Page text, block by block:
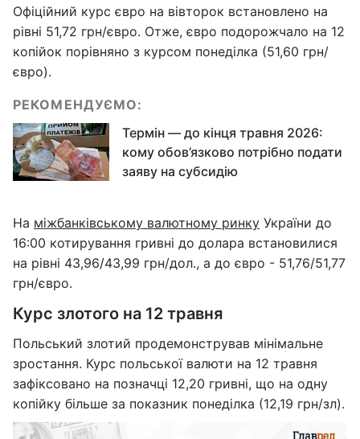
Офіційний курс євро на вівторок встановлено на
рівні 51,72 грн/євро. Отже, євро подорожчало на 12
копійок порівняно з курсом понеділка (51,60 грн/
євро).
РЕКОМЕНДУЄМО:
Термін — до кінця травня 2026:
кому обов’язково потрібно подати
заяву на субсидію
На міжбанківському валютному ринку України до
16:00 котирування гривні до долара встановилися
на рівні 43,96/43,99 грн/дол., а до євро - 51,76/51,77
грн/євро.
Курс злотого на 12 травня
Польський злотий продемонстрував мінімальне
зростання. Курс польської валюти на 12 травня
зафіксовано на позначці 12,20 гривні, що на одну
копійку більше за показник понеділка (12,19 грн/зл).